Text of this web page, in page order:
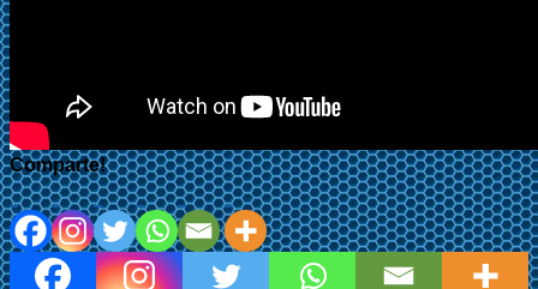
Comparte!